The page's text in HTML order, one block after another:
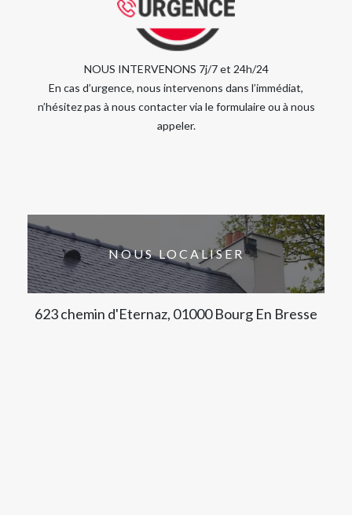
NOUS INTERVENONS 7j/7 et 24h/24
En cas d’urgence, nous intervenons dans l’immédiat,
n’hésitez pas à nous contacter via le formulaire ou à nous
appeler.
NOUS LOCALISER
623 chemin d'Eternaz, 01000 Bourg En Bresse